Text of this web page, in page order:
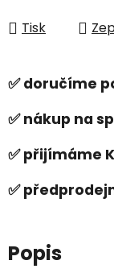
Tisk
✅ doručíme
✅ nákup na
✅ přijímáme
✅
Popis